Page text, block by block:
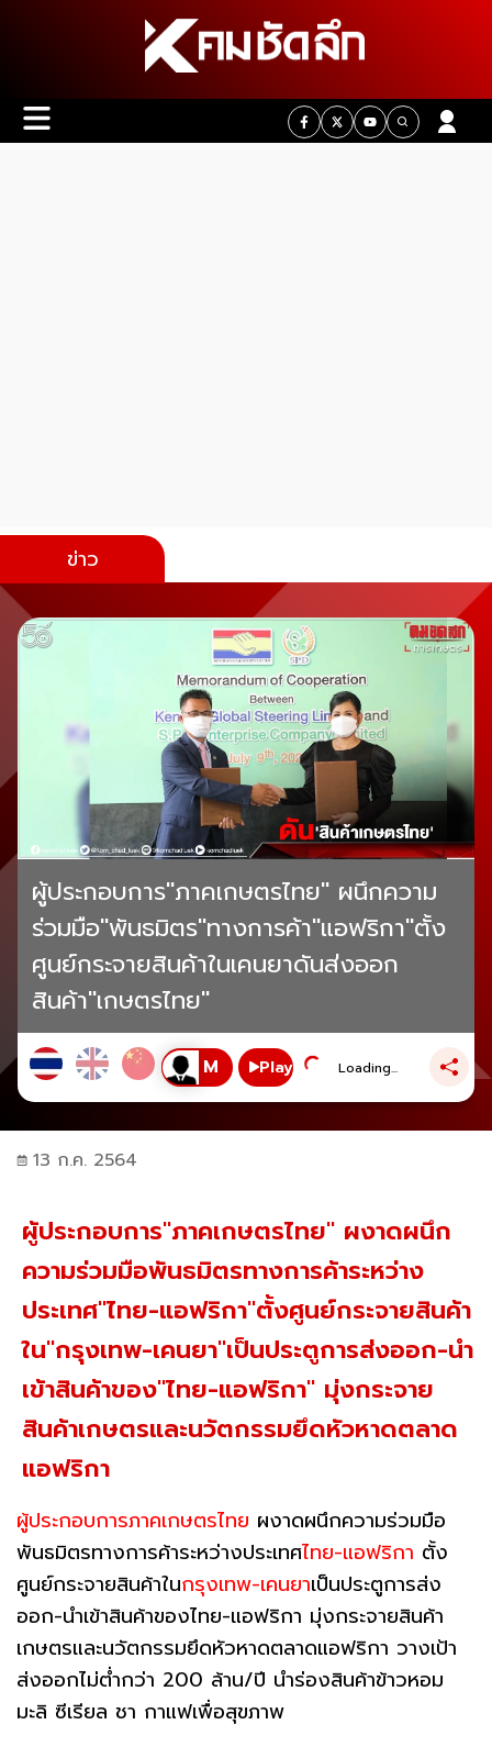
ข่าว
ผู้ประกอบการ"ภาคเกษตรไทย" ผนึกความ
ร่วมมือ"พันธมิตร"ทางการค้า"แอฟริกา"ตั้ง
ศูนย์กระจายสินค้าในเคนยาดันส่งออก
สินค้า"เกษตรไทย"
Play Loading...
13 ก.ค. 2564
ผู้ประกอบการ"ภาคเกษตรไทย" ผงาดผนึก
ความร่วมมือพันธมิตรทางการค้าระหว่าง
ประเทศ"ไทย-แอฟริกา"ตั้งศูนย์กระจายสินค้า
ใน"กรุงเทพ-เคนยา"เป็นประตูการส่งออก-นำ
เข้าสินค้าของ"ไทย-แอฟริกา" มุ่งกระจาย
สินค้าเกษตรและนวัตกรรมยึดหัวหาดตลาด
แอฟริกา
ผู้ประกอบการภาคเกษตรไทย​ ผงาดผนึกความร่วมมือ
พันธมิตรทางการค้าระหว่างประเทศไทย-แอฟริกา ตั้ง
ศูนย์กระจายสินค้าในกรุงเทพ-เคนยาเป็นประตูการส่ง
ออก-นำเข้าสินค้าของไทย-แอฟริกา มุ่งกระจายสินค้า
เกษตรและนวัตกรรมยึดหัวหาดตลาดแอฟริกา วางเป้า
ส่งออกไม่ต่ำกว่า 200 ล้าน/ปี นำร่องสินค้าข้าวหอม
มะลิ ซีเรียล ชา กาแฟเพื่อสุขภาพ